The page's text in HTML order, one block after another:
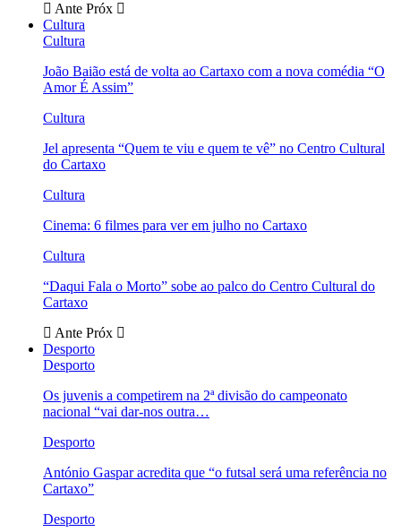
Ante Próx
Cultura
Cultura
João Baião está de volta ao Cartaxo com a nova comédia “O
Amor É Assim”
Cultura
Jel apresenta “Quem te viu e quem te vê” no Centro Cultural
do Cartaxo
Cultura
Cinema: 6 filmes para ver em julho no Cartaxo
Cultura
“Daqui Fala o Morto” sobe ao palco do Centro Cultural do
Cartaxo
Ante Próx
Desporto
Desporto
Os juvenis a competirem na 2ª divisão do campeonato
nacional “vai dar-nos outra…
Desporto
António Gaspar acredita que “o futsal será uma referência no
Cartaxo”
Desporto